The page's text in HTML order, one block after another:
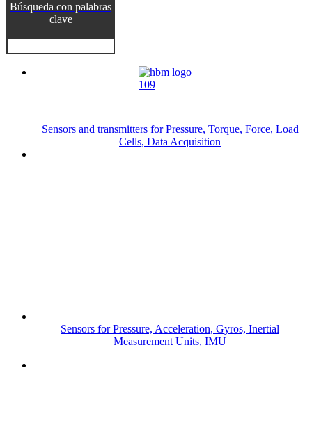
Búsqueda con palabras
clave
Sensors and transmitters for Pressure, Torque, Force, Load
Cells, Data Acquisition
Sensors for Pressure, Acceleration, Gyros, Inertial
Measurement Units, IMU